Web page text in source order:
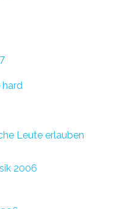
hard
Leute erlauben
2006